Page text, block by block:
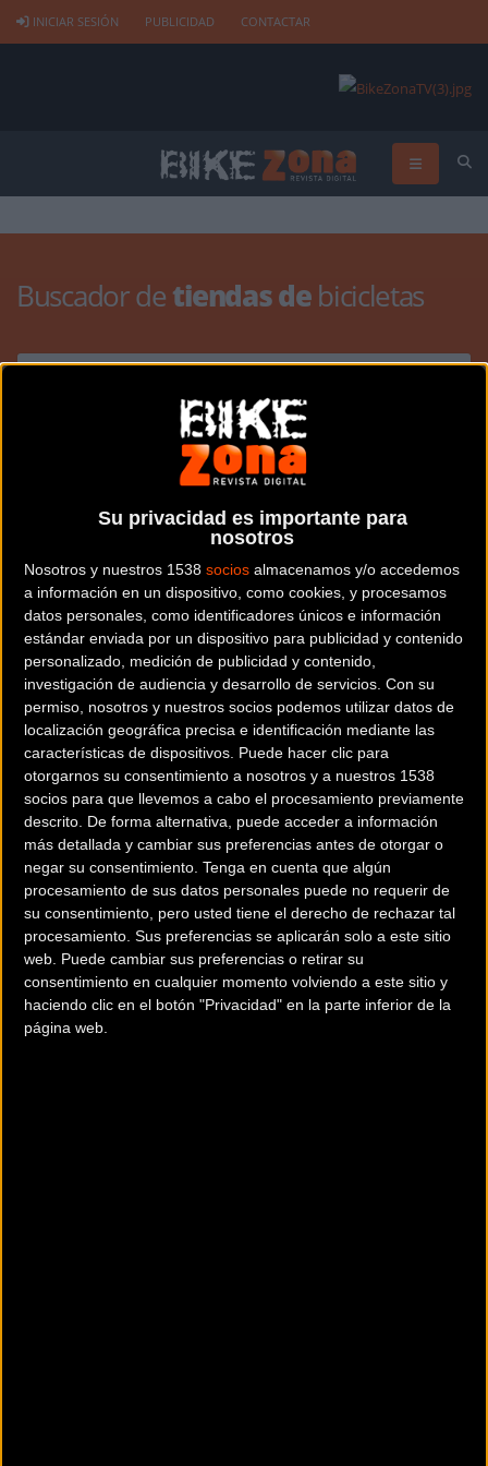
Su privacidad es importante para
nosotros
Nosotros y nuestros 1538 socios almacenamos y/o accedemos
a información en un dispositivo, como cookies, y procesamos
datos personales, como identificadores únicos e información
estándar enviada por un dispositivo para publicidad y contenido
personalizado, medición de publicidad y contenido,
investigación de audiencia y desarrollo de servicios. Con su
permiso, nosotros y nuestros socios podemos utilizar datos de
localización geográfica precisa e identificación mediante las
características de dispositivos. Puede hacer clic para
otorgarnos su consentimiento a nosotros y a nuestros 1538
socios para que llevemos a cabo el procesamiento previamente
descrito. De forma alternativa, puede acceder a información
más detallada y cambiar sus preferencias antes de otorgar o
negar su consentimiento. Tenga en cuenta que algún
procesamiento de sus datos personales puede no requerir de
su consentimiento, pero usted tiene el derecho de rechazar tal
procesamiento. Sus preferencias se aplicarán solo a este sitio
web. Puede cambiar sus preferencias o retirar su
consentimiento en cualquier momento volviendo a este sitio y
haciendo clic en el botón "Privacidad" en la parte inferior de la
página web.
INICIAR SESIÓN PUBLICIDAD CONTACTAR
Buscador detiendas debicicletas
Con venta on line
Solo tiendas premium
Buscar